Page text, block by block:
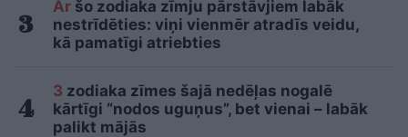
Ar šo zodiaka zīmju pārstāvjiem labāk
nestrīdēties: viņi vienmēr atradīs veidu,
kā pamatīgi atriebties
3 zodiaka zīmes šajā nedēļas nogalē
kārtīgi “nodos uguņus”, bet vienai – labāk
palikt mājās